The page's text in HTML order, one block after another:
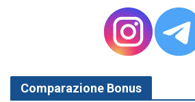
Comparazione Bonus